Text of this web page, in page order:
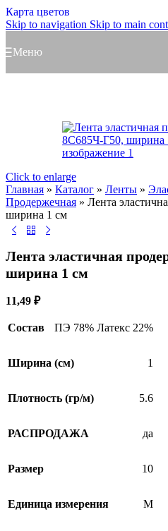
Карта цветов
Skip to navigation Skip to main
Меню
Click to enlarge
Главная » Каталог » Ленты »
Продержечная » Лента
ширина 1 см
Лента эластичная
ширина 1 см
11,49 ₽
Состав ПЭ 78% Латекс 22%
Ширина (см) 1
Плотность (гр/м) 5.6
РАСПРОДАЖА да
Размер 10
Единица измерения М